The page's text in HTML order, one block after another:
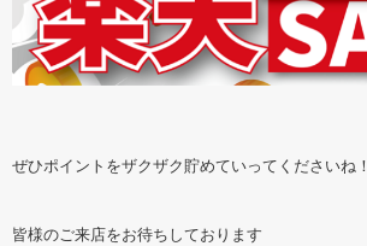
ぜひポイントをザクザク貯めていってくださいね！
皆様のご来店をお待ちしております